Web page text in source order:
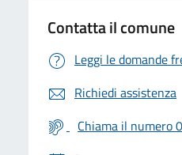
Contatta il comune
Leggi le domande
Richiedi assistenza
Chiama il numero